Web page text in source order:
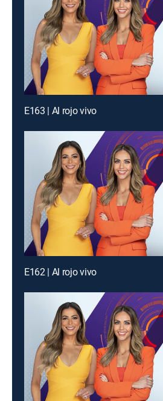
E163 | Al rojo vivo
E162 | Al rojo vivo